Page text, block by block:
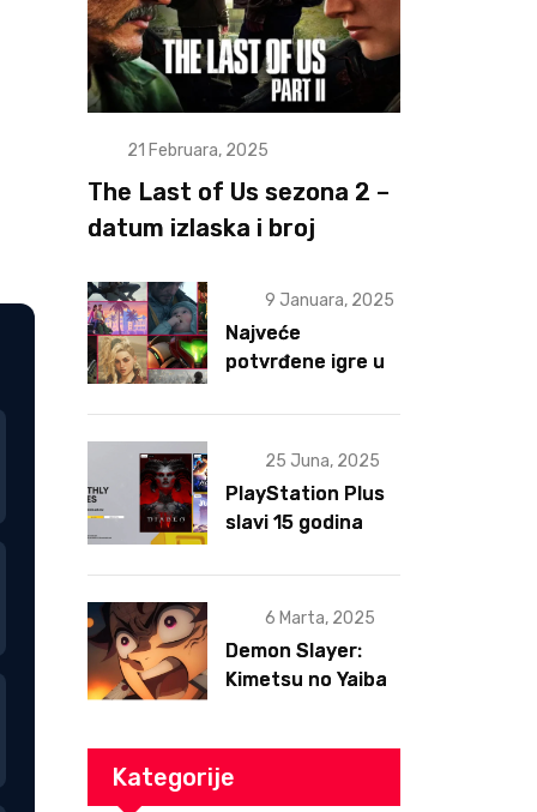
21 Februara, 2025
The Last of Us sezona 2 –
datum izlaska i broj
9 Januara, 2025
Najveće
potvrđene igre u
25 Juna, 2025
PlayStation Plus
slavi 15 godina
6 Marta, 2025
Demon Slayer:
Kimetsu no Yaiba
Kategorije